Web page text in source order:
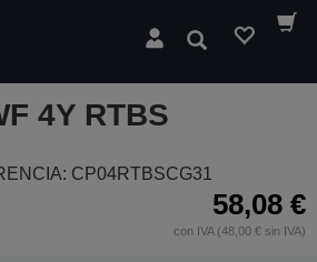
Buscar
4Y RTBS
CP04RTBSCG31
58,08 €
con IVA (48,00 € sin IVA)